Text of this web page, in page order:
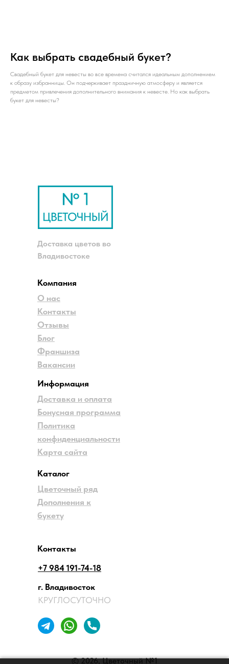
Как выбрать свадебный букет?
Свадебный букет для невесты во все времена считался идеальным дополнением
к образу избранницы. Он подчеркивает праздничную атмосферу и является
предметом привлечения дополнительного внимания к невесте. Но как выбрать
букет для невесты?
Доставка цветов во
Владивостоке
Компания
О нас
Контакты
Отзывы
Блог
Франшиза
Вакансии
Информация
Доставка и оплата
Бонусная программа
Политика
конфиденциальности
Карта сайта
Контакты
г. Владивосток
КРУГЛОСУТОЧНО
+7 984 191-74-18
Каталог
Цветочный ряд
Дополнения к
букету
© 2026, Цветочный №1